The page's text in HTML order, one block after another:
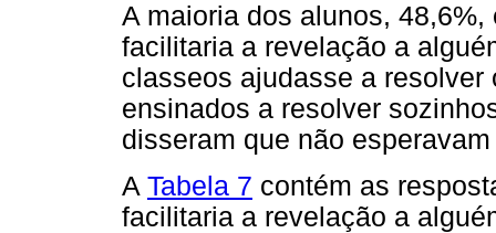
A maioria dos alunos,
facilitaria a revelação a
classeos ajudasse a resolver
ensinados a resolver
disseram que não
A Tabela 7 contém as
facilitaria a revelação a